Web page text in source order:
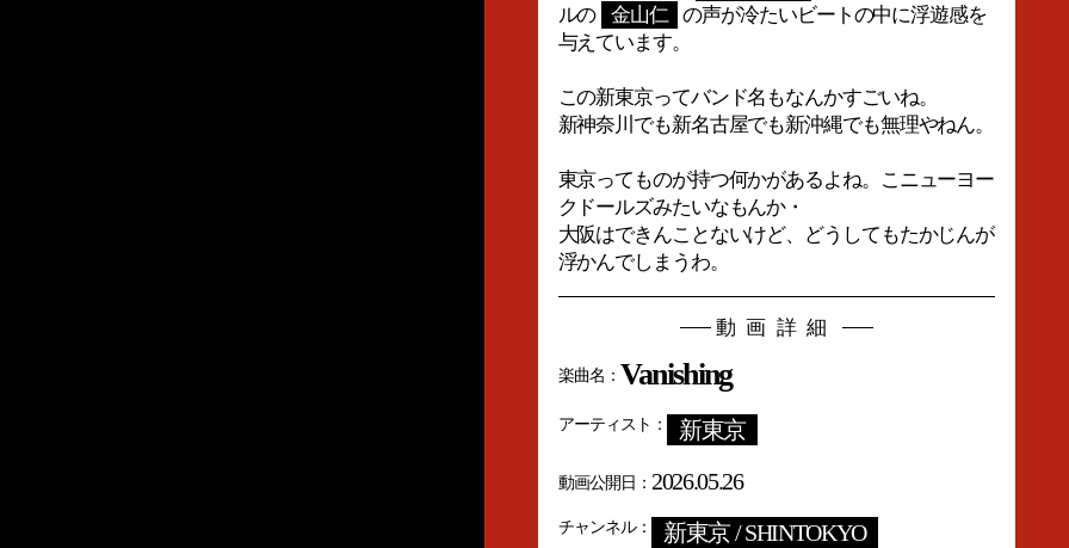
ルの
金山仁
の声が冷たいビートの中に浮遊感を
与えています。
この新東京ってバンド名もなんかすごいね。
新神奈川でも新名古屋でも新沖縄でも無理やねん。
東京ってものが持つ何かがあるよね。こニューヨー
クドールズみたいなもんか・
大阪はできんことないけど、どうしてもたかじんが
浮かんでしまうわ。
動画詳細
楽曲名 Vanishing
アーティスト 新東京
動画公開日 2026.05.26
チャンネル 新東京 / SHINTOKYO